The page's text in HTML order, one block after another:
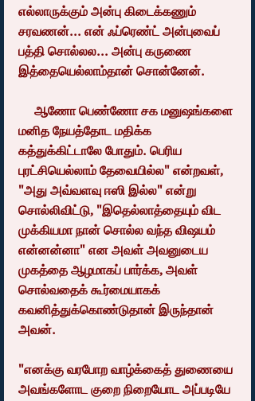
எல்லாருக்கும் அன்பு கிடைக்கணும்
சரவணன்... என் ஃப்ரெண்ட் அன்புவைப்
பத்தி சொல்லல... அன்பு கருணை
இத்தையெல்லாம்தான் சொன்னேன்.
மனித நேயத்தோட மதிக்க
கத்துக்கிட்டாலே போதும். பெரிய
புரட்சியெல்லாம் தேவையில்ல" என்றவள்,
"அது அவ்வளவு ஈஸி இல்ல" என்று
சொல்லிவிட்டு, "இதெல்லாத்தையும் விட
முக்கியமா நான் சொல்ல வந்த விஷயம்
என்னன்னா" என அவள் அவனுடைய
முகத்தை ஆழமாகப் பார்க்க, அவள்
சொல்வதைக் கூர்மையாகக்
கவனித்துக்கொண்டுதான் இருந்தான்
அவன்.
"எனக்கு வரபோற வாழ்க்கைத் துணையை
அவங்களோட குறை நிறையோட அப்படியே